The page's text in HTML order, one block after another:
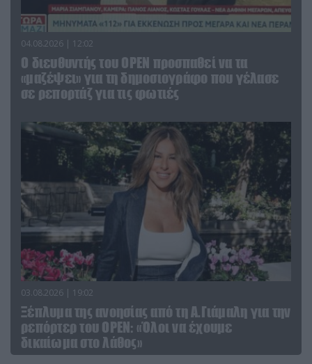
04.08.2026 | 12:02
O διευθυντής του OPEN προσπαθεί να τα
«μαζέψει» για τη δημοσιογράφο που γέλασε
σε ρεπορτάζ για τις φωτιές
03.08.2026 | 19:02
Ξέπλυμα της ανοησίας από τη Α.Γιάμαλη για την
ρεπόρτερ του ΟΡΕΝ: «Όλοι να έχουμε
δικαίωμα στο λάθος»